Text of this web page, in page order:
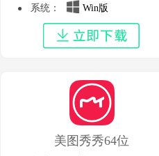
系统：
Win版
美图秀秀64位